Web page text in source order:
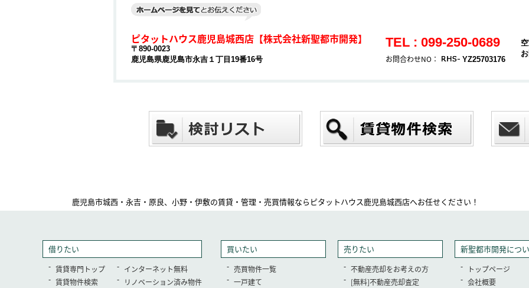
ピタットハウス鹿児島城西店【株式会社新聖都市開発】
〒890-0023
鹿児島県鹿児島市永吉１丁目19番16号
TEL : 099-250-0689
お問合わせNO： YZ25703176
鹿児島市城西・永吉・原良、小野・伊敷の賃貸・管理・売買情報ならピタットハウス鹿児島城西店へお任せください！
借りたい
賃貸専門トップ
賃貸物件検索
インターネット無料
リノベーション済み物件
買いたい
売買物件一覧
一戸建て
売りたい
不動産売却をお考えの方
[無料]不動産売却査定
新聖都市開発につ
トップページ
会社概要